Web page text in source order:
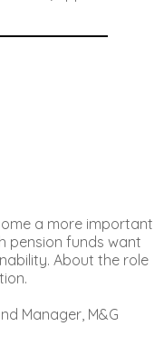
a more important
pension funds want
About the role
Manager, M&G